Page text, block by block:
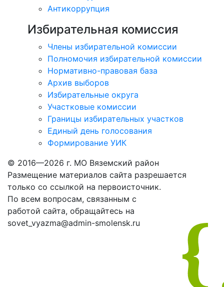
Антикоррупция
Избирательная комиссия
Члены избирательной комиссии
Полномочия избирательной комиссии
Нормативно-правовая база
Архив выборов
Избирательные округа
Участковые комиссии
Границы избирательных участков
Единый день голосования
Формирование УИК
© 2016—2026 г. МО Вяземский район
Размещение материалов сайта разрешается
только со ссылкой на первоисточник.
По всем вопросам, связанным с
работой сайта, обращайтесь на
sovet_vyazma@admin-smolensk.ru